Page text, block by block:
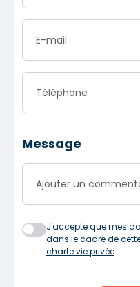
E-mail
Téléphone
Message
Ajouter un
J'accepte que mes
dans le cadre de
charte vie privée.